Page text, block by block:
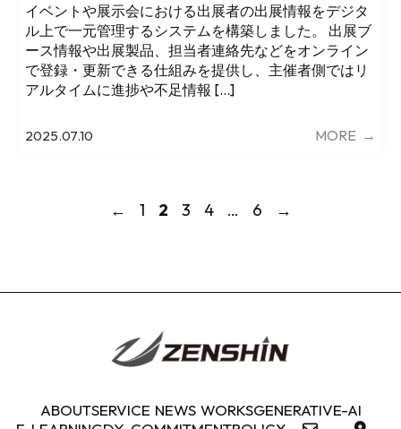
イベントや展示会における出展者の出展情報をデジタ
ル上で一元管理するシステムを構築しました。 出展ブ
ース情報や出展製品、担当者連絡先などをオンライン
で登録・更新できる仕組みを提供し、主催者側ではリ
アルタイムに進捗や不足情報 […]
2025.07.10 MORE →
← 1 2 3 4 … 6 →
ABOUTSERVICE NEWS WORKSGENERATIVE-AI